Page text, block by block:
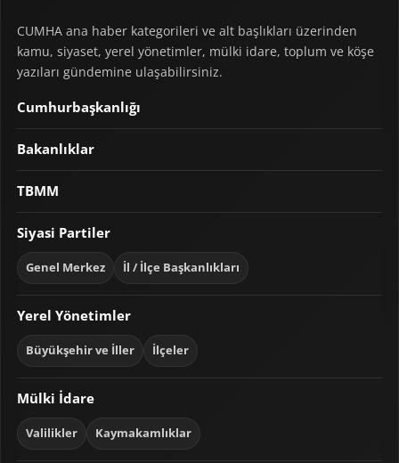
CUMHA ana haber kategorileri ve alt başlıkları üzerinden
kamu, siyaset, yerel yönetimler, mülki idare, toplum ve köşe
yazıları gündemine ulaşabilirsiniz.
Cumhurbaşkanlığı
Bakanlıklar
TBMM
Siyasi Partiler
Genel Merkez İl / İlçe Başkanlıkları
Yerel Yönetimler
Büyükşehir ve İller İlçeler
Mülki İdare
Valilikler Kaymakamlıklar